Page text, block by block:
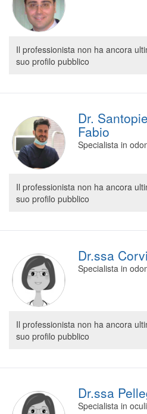
Il professionista non ha ancora
suo profilo pubblico
Dr.
Fabio
Specialista in
Il professionista non ha ancora
suo profilo pubblico
Dr.ssa
Specialista in
Il professionista non ha ancora
suo profilo pubblico
Dr.ssa
Specialista in